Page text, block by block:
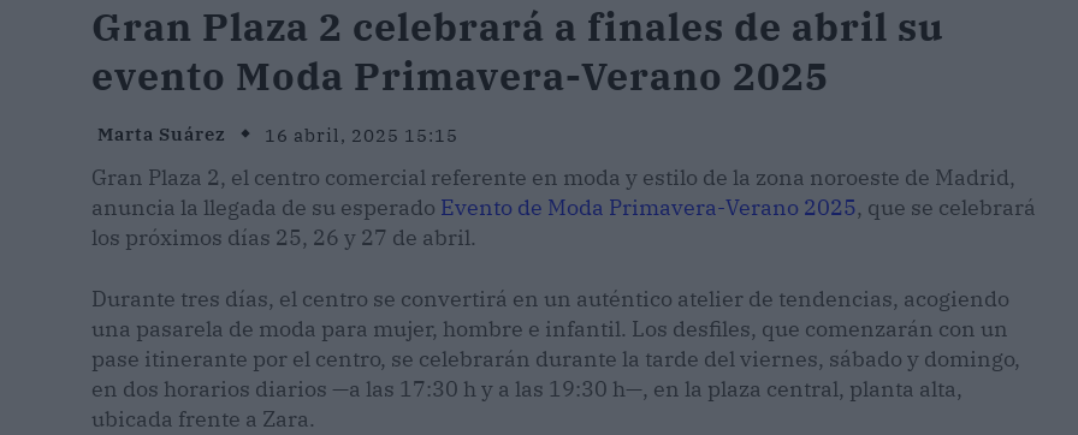
Gran Plaza 2 celebrará a finales de abril su
evento Moda Primavera-Verano 2025
Marta Suárez 16 abril, 2025 15:15
Gran Plaza 2, el centro comercial referente en moda y estilo de la zona noroeste de Madrid,
anuncia la llegada de su esperado Evento de Moda Primavera-Verano 2025, que se celebrará
los próximos días 25, 26 y 27 de abril.
Durante tres días, el centro se convertirá en un auténtico atelier de tendencias, acogiendo
una pasarela de moda para mujer, hombre e infantil. Los desfiles, que comenzarán con un
pase itinerante por el centro, se celebrarán durante la tarde del viernes, sábado y domingo,
en dos horarios diarios —a las 17:30 h y a las 19:30 h—, en la plaza central, planta alta,
ubicada frente a Zara.